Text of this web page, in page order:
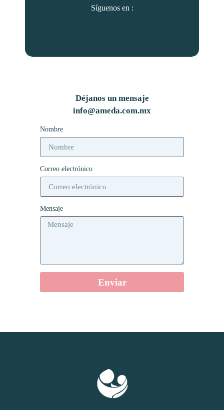
Síguenos en :
Déjanos un mensaje
info@ameda.com.mx
Nombre
Correo electrónico
Mensaje
Enviar